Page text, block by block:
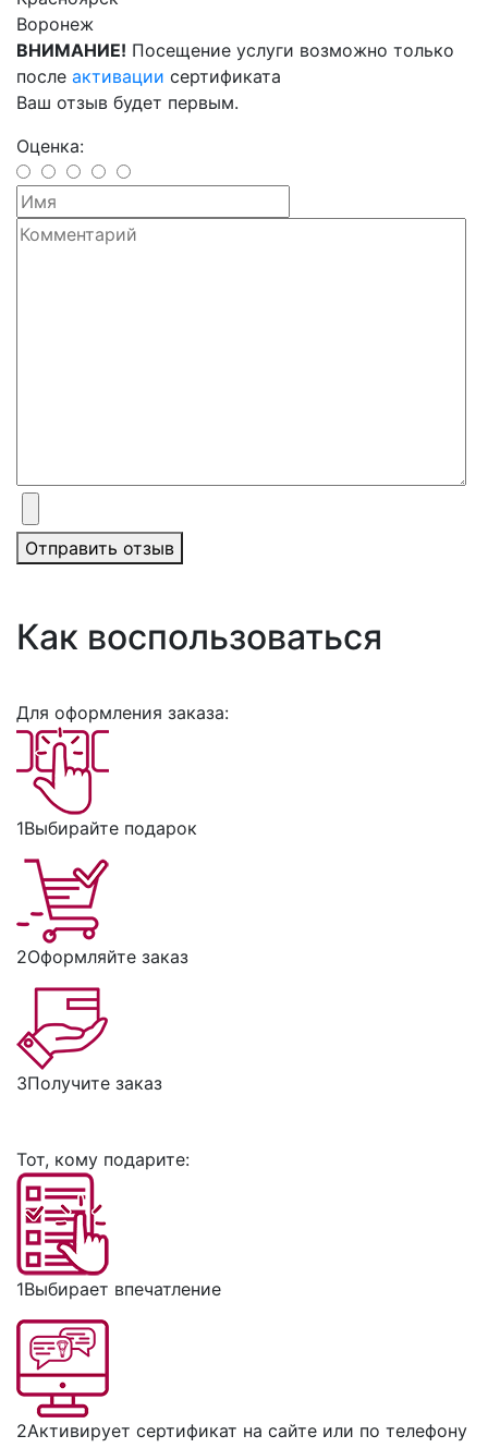
Воронеж
ВНИМАНИЕ! Посещение услуги возможно только
после активации сертификата
Ваш отзыв будет первым.
Оценка:
Отправить отзыв
Как воспользоваться
Для оформления заказа:
1Выбирайте подарок
2Оформляйте заказ
3Получите заказ
Тот, кому подарите:
1Выбирает впечатление
2Активирует сертификат на сайте или по телефону